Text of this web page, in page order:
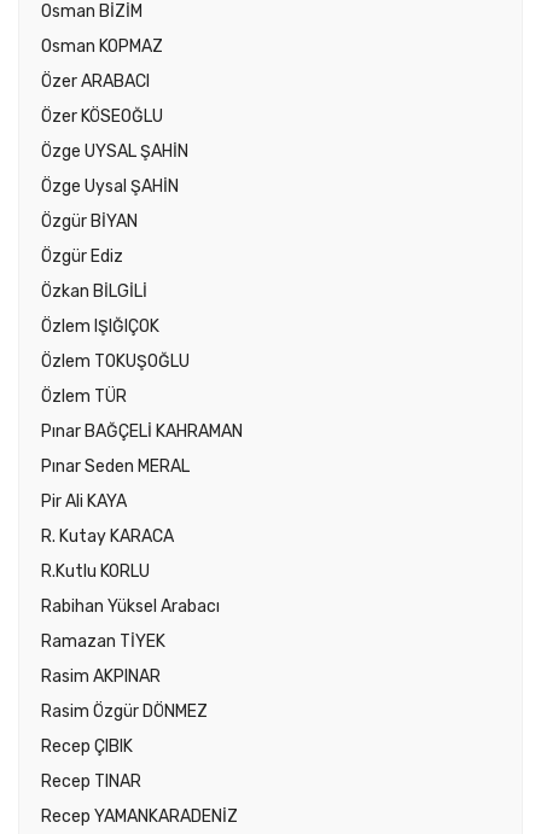
Osman BİZİM
Osman KOPMAZ
Özer ARABACI
Özer KÖSEOĞLU
Özge UYSAL ŞAHİN
Özge Uysal ŞAHİN
Özgür BİYAN
Özgür Ediz
Özkan BİLGİLİ
Özlem IŞIĞIÇOK
Özlem TOKUŞOĞLU
Özlem TÜR
Pınar BAĞÇELİ KAHRAMAN
Pınar Seden MERAL
Pir Ali KAYA
R. Kutay KARACA
R.Kutlu KORLU
Rabihan Yüksel Arabacı
Ramazan TİYEK
Rasim AKPINAR
Rasim Özgür DÖNMEZ
Recep ÇIBIK
Recep TINAR
Recep YAMANKARADENİZ